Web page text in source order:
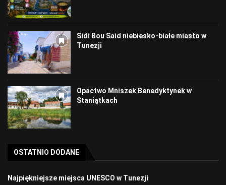
Sidi Bou Said niebiesko-białe miasto w
Tunezji
Opactwo Mniszek Benedyktynek w
Staniątkach
OSTATNIO DODANE
Najpiękniejsze miejsca UNESCO w Tunezji